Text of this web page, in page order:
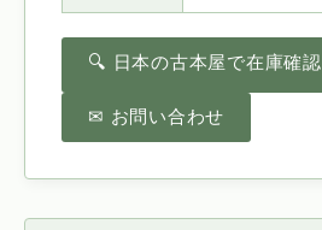
🔍 日本の古本屋で在庫確認
✉ お問い合わせ